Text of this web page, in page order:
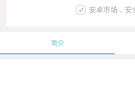
安卓市场，安
简介